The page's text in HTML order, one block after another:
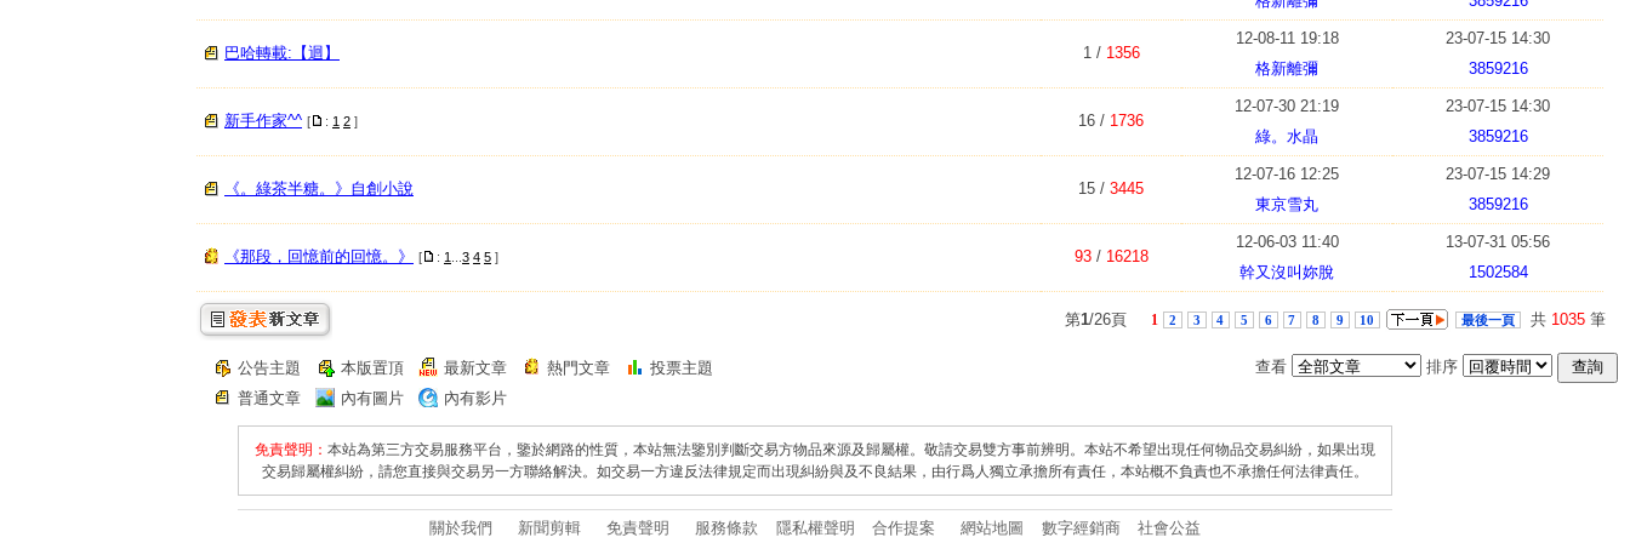
巴哈轉載:【迴】 1 / 1356
12-08-11 19:18
格新離彌
23-07-15 14:30
3859216
新手作家^^ [ : 1 2 ] 16 / 1736
12-07-30 21:19
綠。水晶
23-07-15 14:30
3859216
《。綠茶半糖。》自創小說 15 / 3445
12-07-16 12:25
東京雪丸
23-07-15 14:29
3859216
《那段，回憶前的回憶。》 [ : 1 3 4 5 ] 93/ 16218
12-06-03 11:40
幹又沒叫妳脫
13-07-31 05:56
1502584
第1/26頁 1 2 3 4 5 6 7 8 9 10 最後一頁 共 1035 筆
公告主題 本版置頂 最新文章 熱門文章
投票主題
普通文章
內有圖片 內有影片
查看 排序 查詢
免責聲明： 本站為第三方交易服務平台，鑒於網路的性質，本站無法鑒別判斷交易方物品來源及歸屬權。敬請交易雙方事前辨明。本站不希望出現任何物品交易糾紛，如果出現
交易歸屬權糾紛，請您直接與交易另一方聯絡解決。如交易一方違反法律規定而出現糾紛與及不良結果，由行爲人獨立承擔所有責任，本站概不負責也不承擔任何法律責任。
關於我們 新聞剪輯 免責聲明 服務條款 隱私權聲明 合作提案 網站地圖 數字經銷商 社會公益